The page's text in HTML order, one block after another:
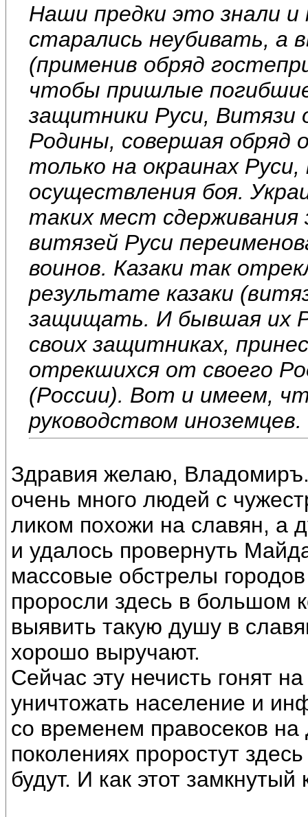
Наши предки это знали
старались неубивать, а
(применив обряд
чтобы пришлые
защитники Руси,
Родины, совершая обряд
только на окраинах
осуществления боя.
таких мест сдерживания
витязей Руси
воинов. Казаки так
результате казаки
защищать. И бывшая их
своих защитниках,
отрекшихся от своего
(России). Вот и имеем,
руководством иноземцев.
Здравия желаю,
очень много людей с
ликом похожи на славян,
и удалось провернуть
массовые обстрелы
проросли здесь в большом
выявить такую душу в
хорошо выручают.
Сейчас эту нечисть гонят
уничтожать население и
со временем правосеков
поколениях проростут
будут. И как этот